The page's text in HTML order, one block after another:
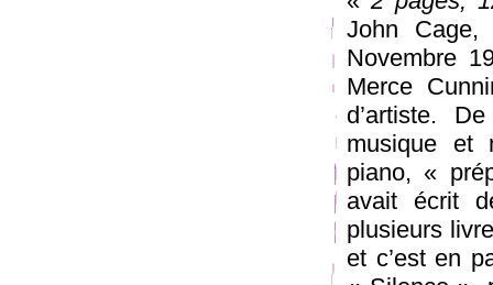
John
Novembre
Merce
d’artiste.
musique et
piano, «
avait écrit
plusieurs
et c’est en